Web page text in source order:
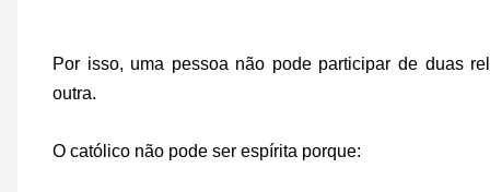
Por isso, uma pessoa não pode participar de duas
outra.
O católico não pode ser espírita porque: